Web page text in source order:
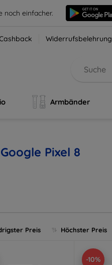
noch einfacher.
Widerrufsbelehrung
Armbänder
Pixel 8
Preis Höchster Preis
-10%